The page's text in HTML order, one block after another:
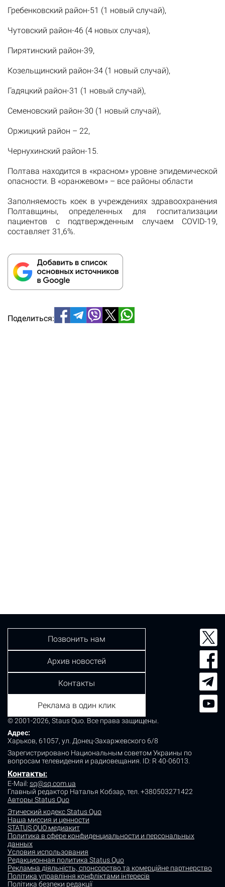
Гребенковский район-51 (1 новый случай),
Чутовский район-46 (4 новых случая),
Пирятинский район-39,
Козельщинский район-34 (1 новый случай),
Гадяцкий район-31 (1 новый случай),
Семеновский район-30 (1 новый случай),
Оржицкий район – 22,
Чернухинский район-15.
Полтава находится в «красном» уровне эпидемической
опасности. В «оранжевом» – все районы области
Заполняемость коек в учреждениях здравоохранения
Полтавщины, определенных для госпитализации
пациентов с подтвержденным случаем COVID-19,
составляет 31,6%.
Поделиться:
© 2001-2026, Staus Quo. Все права защищены.
Адрес:
Харьков, 61057, ул. Донец-Захаржевского 6/8
Зарегистрировано Национальным советом Украины по
вопросам телевидения и радиовещания. ID: R 40-06013.
Контакты:
E-Mail: sq@sq.com.ua
Главный редактор Наталья Кобзар, тел. +380503271422
Авторы Status Quo
Этический кодекс Status Quo
Наша миссия и ценности
STATUS QUO медиакит
Политика в сфере конфиденциальности и персональных
данных
Условия использования
Редакционная политика Status Quo
Рекламна діяльність, спонсорство та комерційне партнерство
Політика управління конфліктами інтересів
Політика безпеки редакції
Позвонить нам
Архив новостей
Контакты
Реклама в один клик